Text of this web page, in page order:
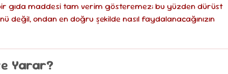
gıda maddesi tam verim gösteremez; bu yüzden dürüst
değil, ondan en doğru şekilde nasıl faydalanacağınızın
Yarar?